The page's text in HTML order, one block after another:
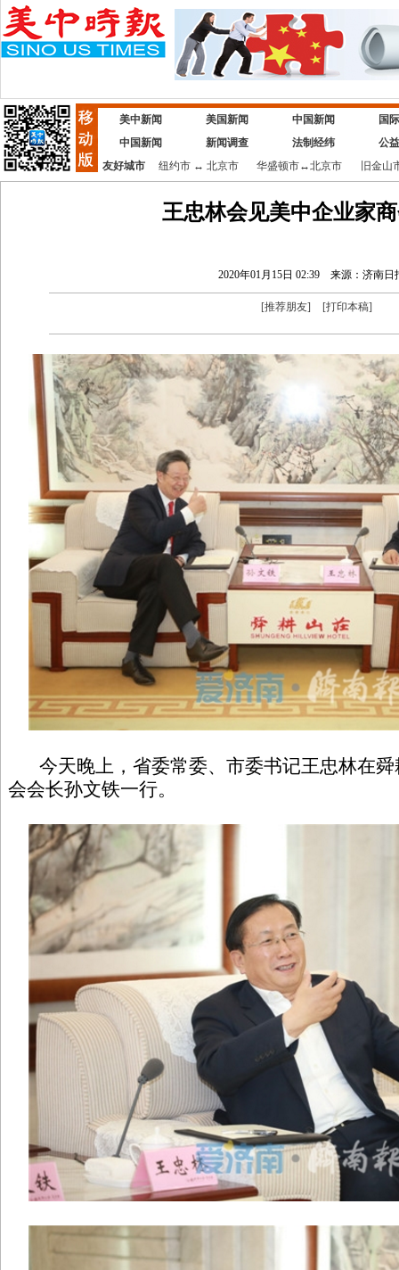
美中新闻 美国新闻 中国新闻
国
中国新闻
新闻调查 法制经纬
公
友好城市
纽约市↔ 北京市 华盛顿市↔北京市 旧金山
王忠林会见美中企业家
2020年01月15日 02:39 来源：济南日
[推荐朋友] [打印本稿]
今天晚上，省委常委、市委书记王忠林在舜
会会长孙文铁一行。